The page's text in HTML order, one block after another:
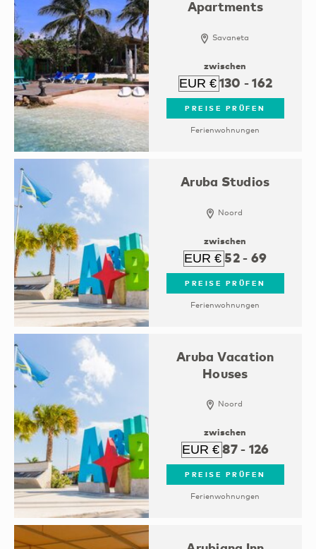
Apartments
Savaneta
zwischen
130 -162
PREISE PRÜFEN
Ferienwohnungen
Aruba Studios
Noord
zwischen
52- 69
PREISE PRÜFEN
Ferienwohnungen
Aruba Vacation
Houses
Noord
zwischen
87- 126
PREISE PRÜFEN
Ferienwohnungen